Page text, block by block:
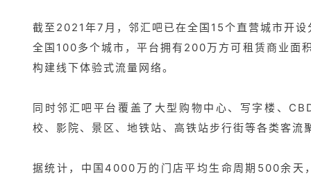
截至2021年7月，邻汇吧已在全国15个直营城市开
全国100多个城市，平台拥有200万方可租赁商业面
构建线下体验式流量网络。
同时邻汇吧平台覆盖了大型购物中心、写字楼、
校、影院、景区、地铁站、高铁站步行街等各类客流
据统计，中国4000万的门店平均生命周期500余天